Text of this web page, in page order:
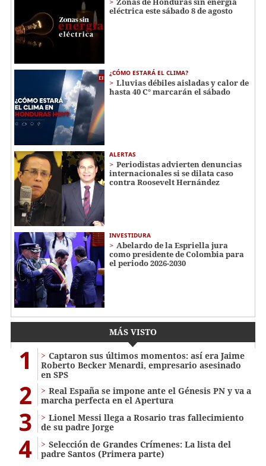
eléctrica este sábado 8 de agosto
¿CÓMO ESTARÁ EL CLIMA?
Lluvias débiles aisladas y calor de
hasta 40 C° marcarán el sábado
ALERTAS
Periodistas advierten denuncias
internacionales si se dilata caso
contra Roosevelt Hernández
INVESTIDURA
Abelardo de la Espriella jura
como presidente de Colombia para
el periodo 2026-2030
MÁS VISTO
1
Captaron sus últimos momentos: así era Jaime
Roberto Becker Menardi​​​, empresario asesinado
en SPS
2
Real España se impone ante el Génesis PN y va a
marcha perfecta en el Apertura
3
Lionel Messi llega a Rosario tras fallecimiento
de su padre Jorge
4
Selección de Grandes Crímenes: La lista del
padre Santos (Primera parte)